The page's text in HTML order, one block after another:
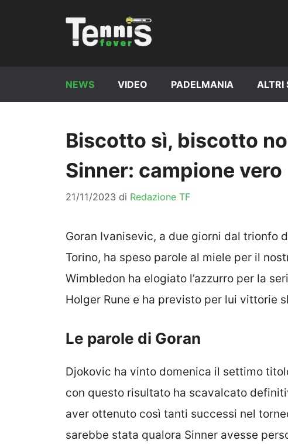
NEWS VIDEO PADELMANIA ALTRI
Biscotto sì, biscotto
Sinner: campione vero
21/11/2023 di Redazione TF
Goran Ivanisevic, a due giorni dal trionfo
Torino, ha speso parole al miele per il
Wimbledon ha elogiato l’azzurro per la
Holger Rune e ha previsto per lui vittorie
Le parole di Goran
Djokovic ha vinto domenica il settimo
con questo risultato ha scavalcato
aver ottenuto così tanti successi nel
sarebbe stata qualora Sinner avesse